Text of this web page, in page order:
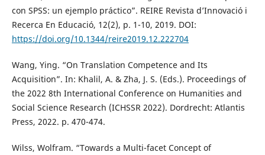
con SPSS: un ejemplo práctico”. REIRE Revista d’Innovació i
Recerca En Educació, 12(2), p. 1-10, 2019. DOI:
https://doi.org/10.1344/reire2019.12.222704
Wang, Ying. “On Translation Competence and Its
Acquisition”. In: Khalil, A. & Zha, J. S. (Eds.). Proceedings of
the 2022 8th International Conference on Humanities and
Social Science Research (ICHSSR 2022). Dordrecht: Atlantis
Press, 2022. p. 470-474.
Wilss, Wolfram. “Towards a Multi-facet Concept of